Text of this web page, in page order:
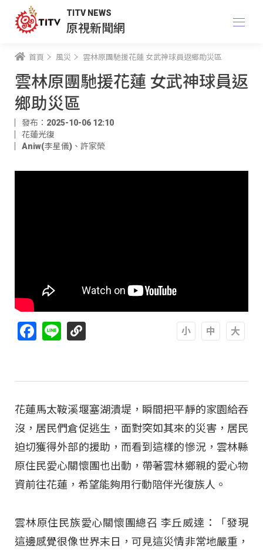
TITV NEWS
原視新聞網
首頁 風災 雲林原團馳援花蓮 女武神球員返鄉助災區
雲林原團馳援花蓮 女武神球員返
鄉助災區
發布：2025-10-06 12:10
花蓮光復
Aniw(李星儀) 、 許家榮
Facebook
Line
花蓮馬太鞍溪堰塞湖潰堤，瞬間把平靜的家園給吞
沒，居民們倉促逃生，面對突如其來的災害，居民
迫切獲得外部的援助，而看到這樣的慘況，雲林縣
原住民愛心關懷團也出動，帶著雲林鄉親的愛心物
資前往花蓮，希望能夠用行動陪伴光復族人。
雲林原住民族愛心關懷團總召 李丘威達：「發現
這邊感覺很像世界末日，可見這災情非常地嚴重，